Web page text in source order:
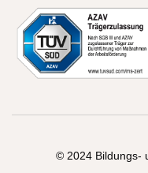
© 2024 Bildungs-